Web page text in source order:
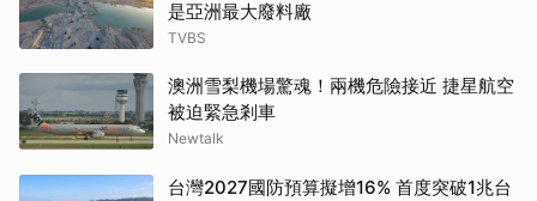
是亞洲最大廢料廠
TVBS
澳洲雪梨機場驚魂！兩機危險接近 捷星航空
被迫緊急剎車
Newtalk
台灣2027國防預算擬增16% 首度突破1兆台